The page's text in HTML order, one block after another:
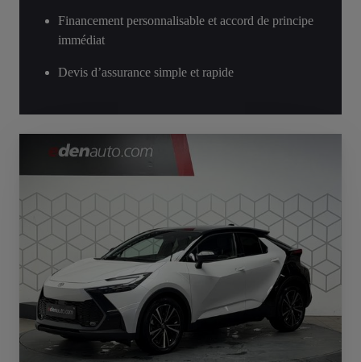
Financement personnalisable et accord de principe
immédiat
Devis d’assurance simple et rapide